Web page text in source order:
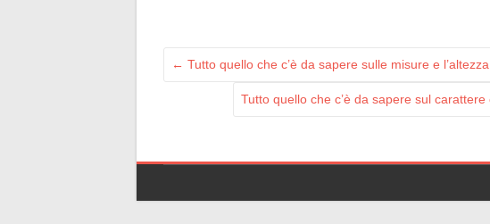
← Tutto quello che c’è da sapere sulle misure e
Tutto quello che c’è da sapere sul